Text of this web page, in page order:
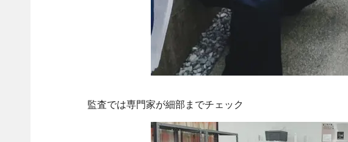
監査では専門家が細部までチェック